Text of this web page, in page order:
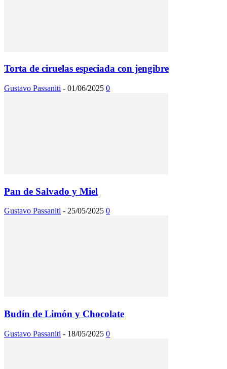
Torta de ciruelas especiada con jengibre
Gustavo Passaniti - 01/06/2025 0
Pan de Salvado y Miel
Gustavo Passaniti - 25/05/2025 0
Budín de Limón y Chocolate
Gustavo Passaniti - 18/05/2025 0